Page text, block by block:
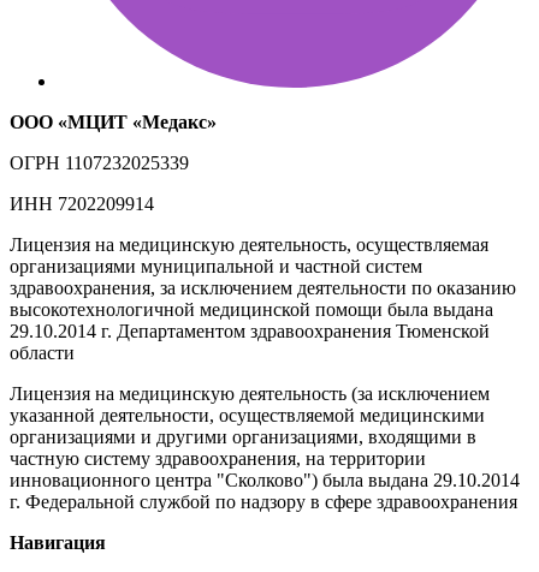
ООО «МЦИТ «Медакс»
ОГРН 1107232025339
ИНН 7202209914
Лицензия на медицинскую деятельность, осуществляемая
организациями муниципальной и частной систем
здравоохранения, за исключением деятельности по оказанию
высокотехнологичной медицинской помощи была выдана
29.10.2014 г. Департаментом здравоохранения Тюменской
области
Лицензия на медицинскую деятельность (за исключением
указанной деятельности, осуществляемой медицинскими
организациями и другими организациями, входящими в
частную систему здравоохранения, на территории
инновационного центра "Сколково") была выдана 29.10.2014
г. Федеральной службой по надзору в сфере здравоохранения
Навигация